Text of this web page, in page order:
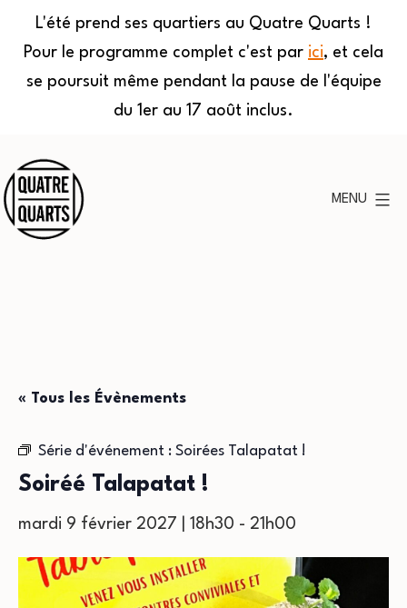
L'été prend ses quartiers au Quatre Quarts !
Pour le programme complet c'est par ici, et cela
se poursuit même pendant la pause de l'équipe
du 1er au 17 août inclus.
au
contenu
MENU
« Tous les Évènements
Série d'événement : Soirées Talapatat !
Soiréé Talapatat !
mardi 9 février 2027 | 18h30 - 21h00